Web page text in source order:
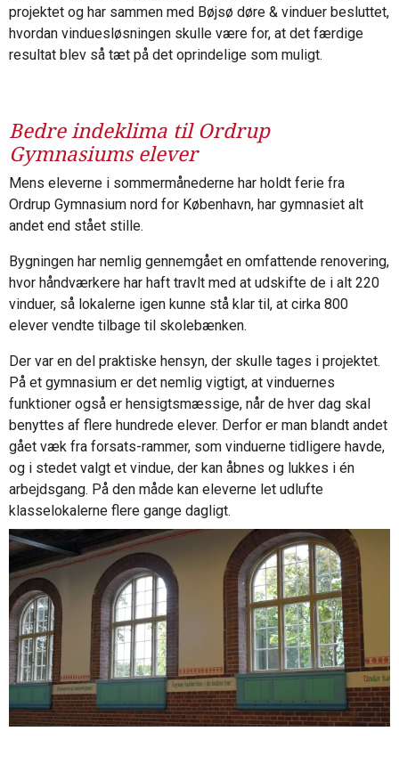
projektet og har sammen med Bøjsø døre & vinduer besluttet,
hvordan vinduesløsningen skulle være for, at det færdige
resultat blev så tæt på det oprindelige som muligt.
Bedre indeklima til Ordrup
Gymnasiums elever
Mens eleverne i sommermånederne har holdt ferie fra
Ordrup Gymnasium nord for København, har gymnasiet alt
andet end stået stille.
Bygningen har nemlig gennemgået en omfattende renovering,
hvor håndværkere har haft travlt med at udskifte de i alt 220
vinduer, så lokalerne igen kunne stå klar til, at cirka 800
elever vendte tilbage til skolebænken.
Der var en del praktiske hensyn, der skulle tages i projektet.
På et gymnasium er det nemlig vigtigt, at vinduernes
funktioner også er hensigtsmæssige, når de hver dag skal
benyttes af flere hundrede elever. Derfor er man blandt andet
gået væk fra forsats-rammer, som vinduerne tidligere havde,
og i stedet valgt et vindue, der kan åbnes og lukkes i én
arbejdsgang. På den måde kan eleverne let udlufte
klasselokalerne flere gange dagligt.